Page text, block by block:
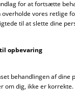
for at fortsætte
vores retlige
til at slette dine
opbevaring
behandlingen af dine
om dig, ikke er